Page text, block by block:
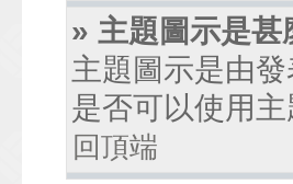
» 主題圖示是甚
主題圖示是由
是否可以使用
回頂端